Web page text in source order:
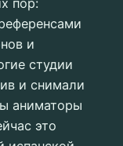
пор:
и
студии
и снимали
аниматоры
это